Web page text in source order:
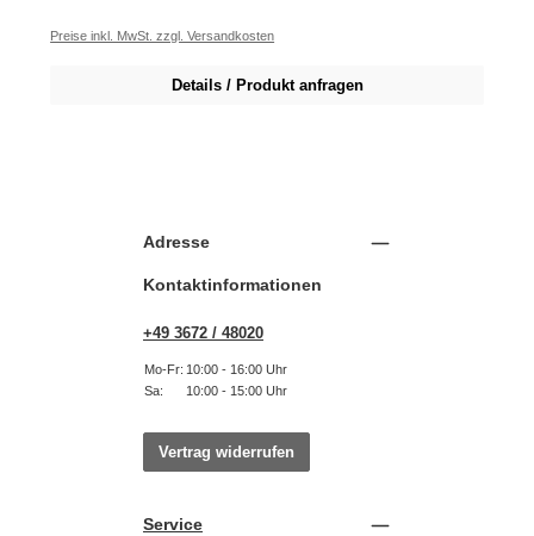
Preise inkl. MwSt. zzgl. Versandkosten
Details / Produkt anfragen
Adresse
Kontaktinformationen
+49 3672 / 48020
Mo-Fr: 10:00 - 16:00 Uhr
Sa:
10:00 - 15:00 Uhr
Vertrag widerrufen
Service